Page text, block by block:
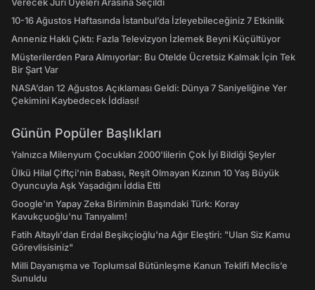
10-16 Ağustos Haftasında İstanbul’da İzleyebileceğiniz 7 Etkinlik
Anneniz Haklı Çıktı: Fazla Televizyon İzlemek Beyni Küçültüyor
Müşterilerden Para Almıyorlar: Bu Otelde Ücretsiz Kalmak İçin Tek
Bir Şart Var
NASA’dan 12 Ağustos Açıklaması Geldi: Dünya 7 Saniyeliğine Yer
Çekimini Kaybedecek İddiası!
Günün Popüler Başlıkları
Yalnızca Milenyum Çocukları 2000'lilerin Çok İyi Bildiği Şeyler
Ülkü Hilal Çiftçi'nin Babası, Reşit Olmayan Kızının 10 Yaş Büyük
Oyuncuyla Aşk Yaşadığını İddia Etti
Google'ın Yapay Zeka Biriminin Başındaki Türk: Koray
Kavukçuoğlu'nu Tanıyalım!
Fatih Altaylı'dan Erdal Beşikçioğlu'na Ağır Eleştiri: "Ulan Siz Kamu
Görevlisisiniz"
Milli Dayanışma ve Toplumsal Bütünleşme Kanun Teklifi Meclis’e
Sunuldu